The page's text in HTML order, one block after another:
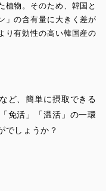
植物。そのため、韓国と
」の含有量に大きく差が
り有効性の高い韓国産の
ど、簡単に摂取できる
免活」「温活」の一環
でしょうか？